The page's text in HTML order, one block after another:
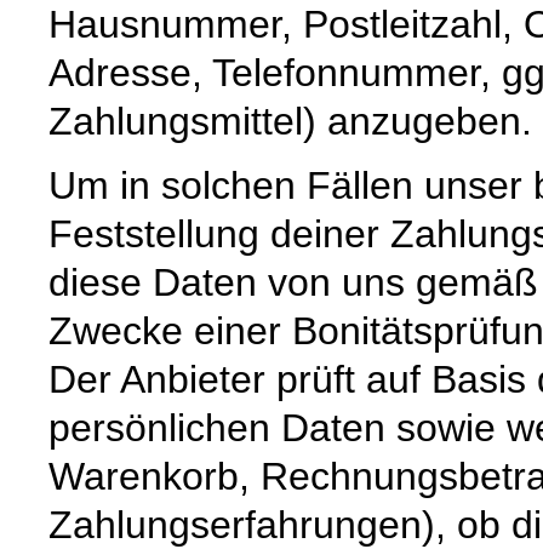
Hausnummer, Postleitzahl,
Adresse, Telefonnummer,
Zahlungsmittel) anzugeben.
Um in solchen Fällen
Feststellung deiner
diese Daten von uns
Zwecke einer
Der Anbieter prüft auf
persönlichen Daten sowie
Warenkorb,
Zahlungserfahrungen), ob